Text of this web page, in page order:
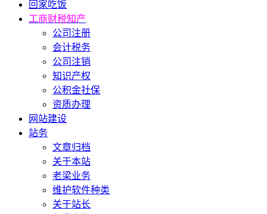
回家吃饭
工商财税知产
公司注册
会计税务
公司注销
知识产权
公积金社保
资质办理
网站建设
站务
文章归档
关于本站
老梁业务
维护软件种类
关于站长